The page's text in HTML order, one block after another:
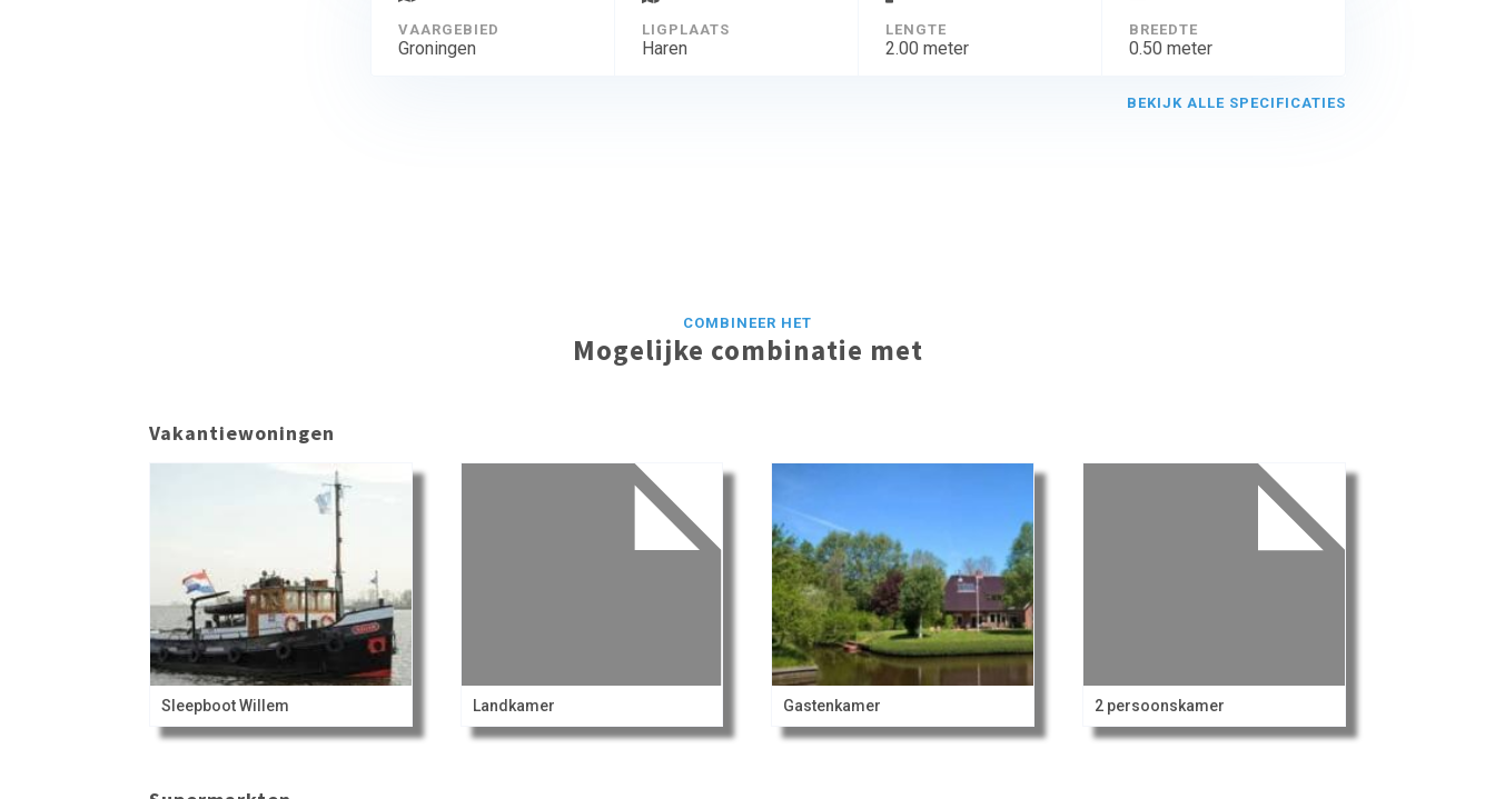
VAARGEBIED
Groningen
LIGPLAATS
Haren
LENGTE
2.00 meter
BREEDTE
0.50 meter
BEKIJK ALLE SPECIFICATIES
COMBINEER HET
Mogelijke combinatie met
Vakantiewoningen
Sleepboot Willem Landkamer Gastenkamer 2 persoonskamer